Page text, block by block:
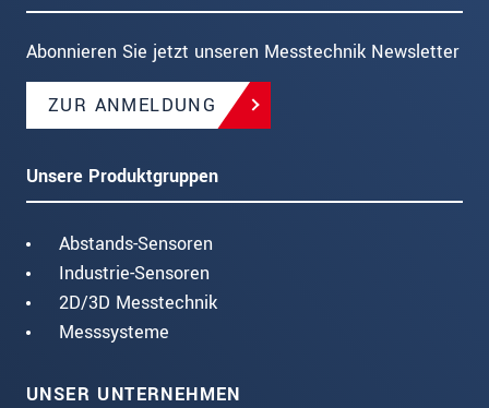
Abonnieren Sie jetzt unseren Messtechnik Newsletter
ZUR ANMELDUNG
Unsere Produktgruppen
Abstands-Sensoren
Industrie-Sensoren
2D/3D Messtechnik
Messsysteme
UNSER UNTERNEHMEN